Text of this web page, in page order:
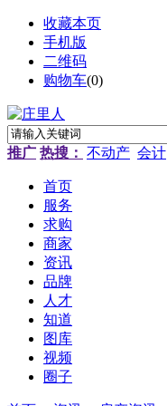
收藏本页
手机版
二维码
购物车(0)
推广 热搜： 不动产 会计
首页
服务
求购
商家
资讯
品牌
人才
知道
图库
视频
圈子